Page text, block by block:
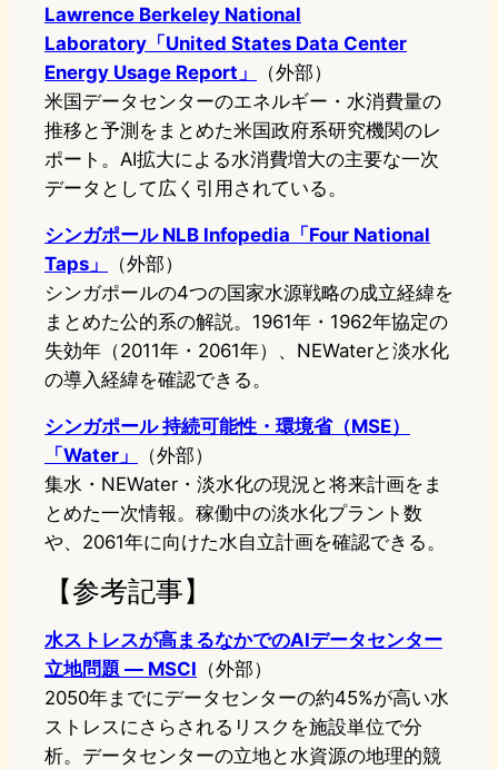
Lawrence Berkeley National
Laboratory「United States Data Center
Energy Usage Report」
（外部）
米国データセンターのエネルギー・水消費量の
推移と予測をまとめた米国政府系研究機関のレ
ポート。AI拡大による水消費増大の主要な一次
データとして広く引用されている。
シンガポール NLB Infopedia「Four National
Taps」
（外部）
シンガポールの4つの国家水源戦略の成立経緯を
まとめた公的系の解説。1961年・1962年協定の
失効年（2011年・2061年）、NEWaterと淡水化
の導入経緯を確認できる。
シンガポール 持続可能性・環境省（MSE）
「Water」
（外部）
集水・NEWater・淡水化の現況と将来計画をま
とめた一次情報。稼働中の淡水化プラント数
や、2061年に向けた水自立計画を確認できる。
【参考記事】
水ストレスが高まるなかでのAIデータセンター
立地問題 — MSCI （外部）
2050年までにデータセンターの約45%が高い水
ストレスにさらされるリスクを施設単位で分
析。データセンターの立地と水資源の地理的競